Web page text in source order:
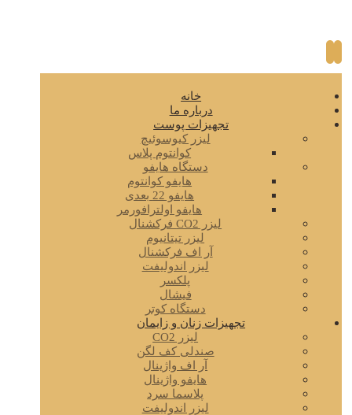
خانه
درباره ما
تجهیزات پوست
لیزر کیوسوئیچ
کوانتوم پلاس
دستگاه هایفو
هایفو کوانتوم
هایفو 22 بعدی
هایفو اولترافورمر
لیزر CO2 فرکشنال
لیزر تیتانیوم
آر اف فرکشنال
لیزر اندولیفت
پلکسر
فیشال
دستگاه کوتر
تجهیزات زنان و زایمان
لیزر CO2
صندلی کف لگن
آر اف واژینال
هایفو واژینال
پلاسما سرد
لیزر اندولیفت